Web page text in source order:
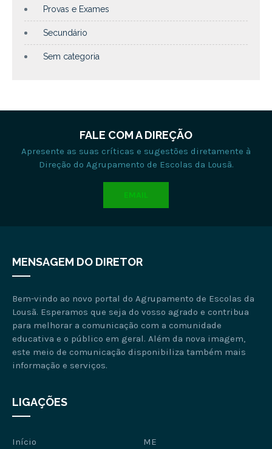
Provas e Exames
Secundário
Sem categoria
FALE COM A DIREÇÃO
Apresente as suas críticas e sugestões diretamente à
Direção do Agrupamento de Escolas da Lousã.
EMAIL
MENSAGEM DO DIRETOR
Bem-vindo ao novo portal do Agrupamento de Escolas da
Lousã. Esperamos que seja do vosso agrado e contribua
para melhorar a comunicação com a comunidade
educativa e o público em geral. Além da nova imagem,
este meio de comunicação disponibiliza também mais
informação e serviços.
LIGAÇÕES
Início
ME